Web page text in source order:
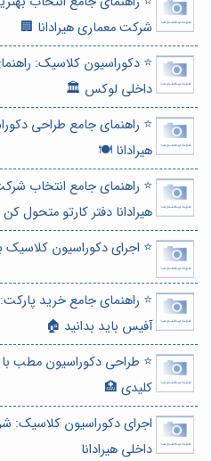
شرکت معماری هیرادانا 🏢
⭐️ دکوراسیون کلاسیک:
داخلی لوکس 🏛️
⭐️ راهنمای جامع طراحی
هیرادانا 🍽️
⭐️ راهنمای جامع انتخاب
هیرادانا دفتر کارتو متحول
⭐️ اجرای دکوراسیون
⭐️ راهنمای جامع خرید
آفیس باید بدانید 🏠
⭐️ طراحی دکوراسیون مطب با
کلیدی 🏥
اجرای دکوراسیون کلاسیک:
داخلی هیرادانا